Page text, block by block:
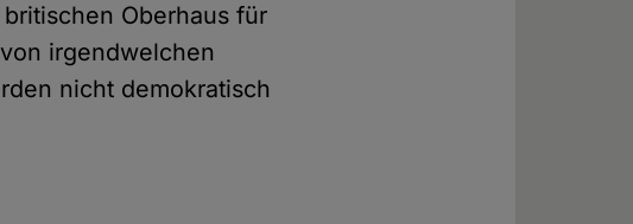
Oberhaus für
irgendwelchen
nicht demokratisch